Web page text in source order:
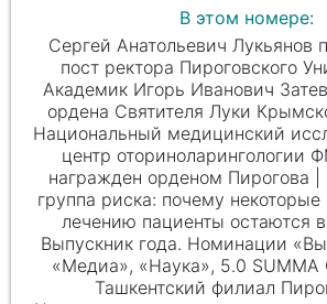
В этом номере:
Сергей Анатольевич Лукьянов
пост ректора Пироговского
Академик Игорь Иванович
ордена Святителя Луки
Национальный медицинский
центр оториноларингологии
награжден орденом Пирогова
группа риска: почему
лечению пациенты остаются в
Выпускник года. Номинации
«Медиа», «Наука», 5.0 SUMMA
Ташкентский филиал